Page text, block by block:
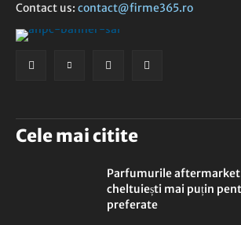
Contact us: contact@firme365.ro
Cele mai citite
Parfumurile aftermarket
cheltuiești mai puțin
preferate